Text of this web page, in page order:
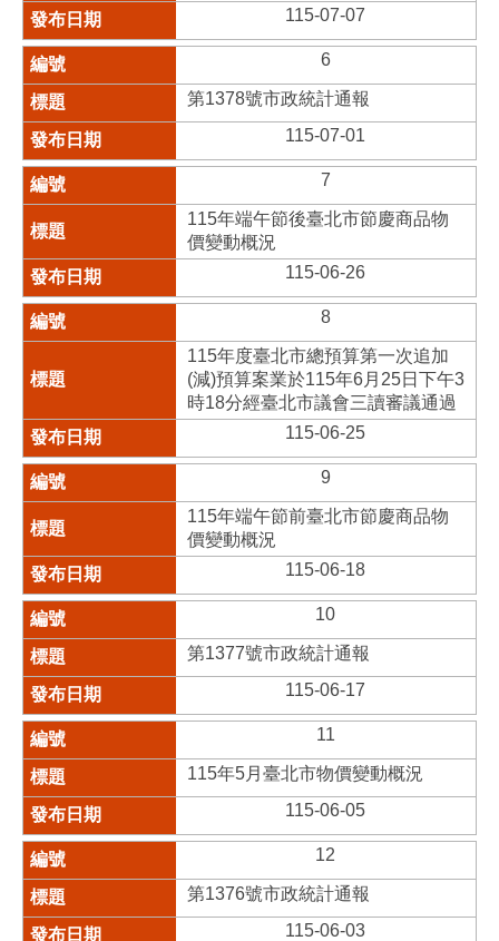
115-07-07
6
第1378號市政統計通報
115-07-01
7
115年端午節後臺北市節慶商品物
價變動概況
115-06-26
8
115年度臺北市總預算第一次追加
(減)預算案業於115年6月25日下午3
時18分經臺北市議會三讀審議通過
115-06-25
9
115年端午節前臺北市節慶商品物
價變動概況
115-06-18
10
第1377號市政統計通報
115-06-17
11
115年5月臺北市物價變動概況
115-06-05
12
第1376號市政統計通報
115-06-03